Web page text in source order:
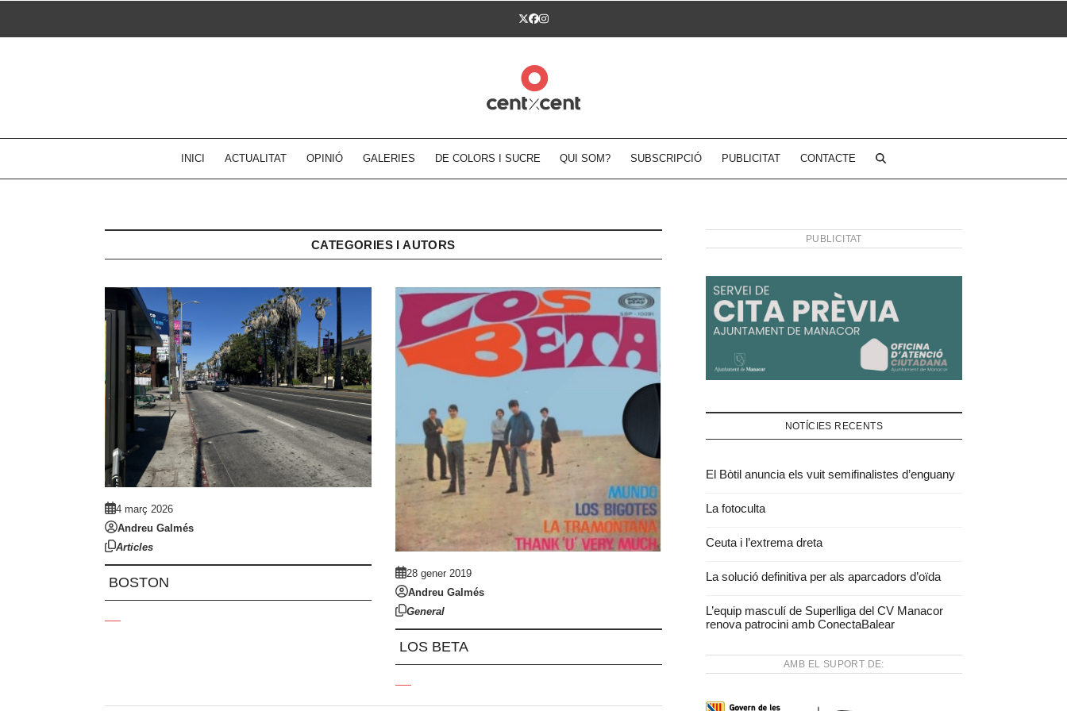
Twitter
Facebook
Instagram
INICI ACTUALITAT OPINIÓ GALERIES DE COLORS I SUCRE QUI SOM? SUBSCRIPCIÓ PUBLICITAT CONTACTE
CATEGORIES I AUTORS
4 març 2026
Andreu Galmés
Articles
BOSTON
28 gener 2019
Andreu Galmés
General
LOS BETA
PUBLICITAT
NOTÍCIES RECENTS
El Bòtil anuncia els vuit semifinalistes d’enguany
La fotoculta
Ceuta i l’extrema dreta
La solució definitiva per als aparcadors d’oïda
L’equip masculí de Superlliga del CV Manacor
renova patrocini amb ConectaBalear
AMB EL SUPORT DE: